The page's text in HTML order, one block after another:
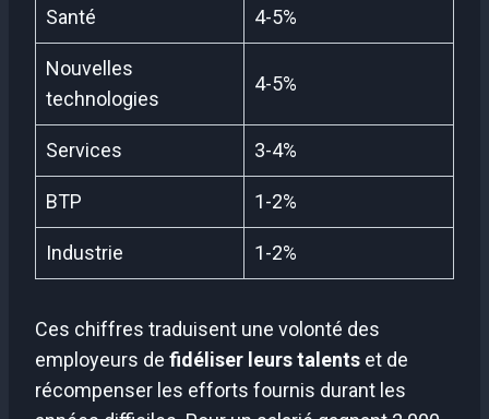
Santé 4-5%
Nouvelles
technologies
4-5%
Services 3-4%
BTP 1-2%
Industrie 1-2%
Ces chiffres traduisent une volonté des
employeurs de fidéliser leurs talents et de
récompenser les efforts fournis durant les